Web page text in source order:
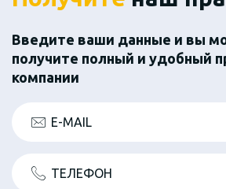
Введите ваши данные и вы
получите полный и удобный
компании
E-MAIL
ТЕЛЕФОН